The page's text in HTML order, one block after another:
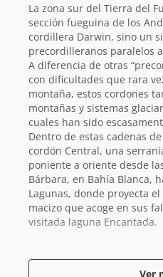
La zona sur del Tierra del
sección fueguina de los
cordillera Darwin, sino un
precordilleranos paralelos
A diferencia de otras
con dificultades que rara
montaña, estos cordones
montañas y sistemas
cuales han sido
Dentro de estas cadenas
cordón Central, una
poniente a oriente desde
Bárbara, en Bahía Blanca,
Lagunas, donde proyecta
macizo que acoge en sus
visitada laguna Encantada.
sueco Carl Skottsberg,
Ver